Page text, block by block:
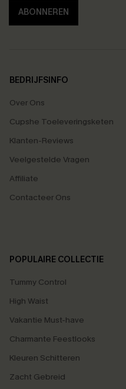
ABONNEREN
BEDRIJFSINFO
Over Ons
Cupshe Toeleveringsketen
Klanten-Reviews
Veelgestelde Vragen
Affiliate
Contacteer Ons
POPULAIRE COLLECTIE
Tummy Control
High Waist
Vakantie Must-have
Charmante Feestlooks
Kleuren Schitteren
Zacht Gebreid